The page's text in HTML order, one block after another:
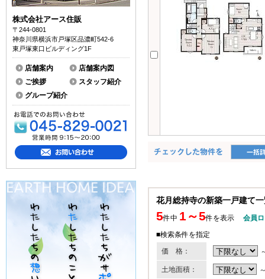
花月総持寺の新築一戸建て
5件中 1～5件を表示
会員
■検索条件を指定
価 格：
土地面積：
株式会社アース住販
〒244-0801
神奈川県横浜市戸塚区品濃町542-6
東戸塚東口ビルディング1F
店舗案内
店舗案内図
ご挨拶
スタッフ紹介
グループ紹介